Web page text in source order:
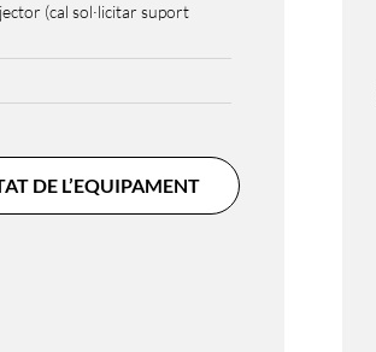
(cal sol·licitar suport
DE L’EQUIPAMENT